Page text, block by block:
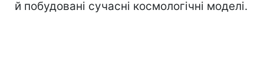
й побудовані сучасні космологічні моделі.